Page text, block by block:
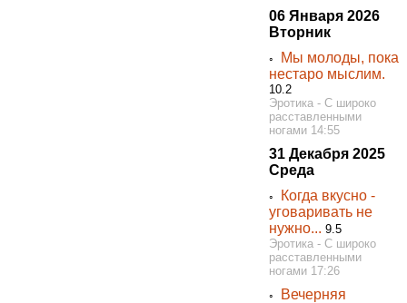
06 Января 2026
Вторник
◦
Мы молоды, пока
нестаро мыслим.
10.2
Эротика - С широко
расставленными
ногами 14:55
31 Декабря 2025
Среда
◦
Когда вкусно -
уговаривать не
нужно... 9.5
Эротика - С широко
расставленными
ногами 17:26
◦
Вечерняя